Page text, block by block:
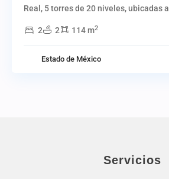
Real, 5 torres de 20 niveles, ubicadas a
2 2 114 m2
Estado de México
Servicios